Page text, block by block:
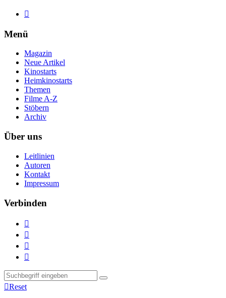

Menü
Magazin
Neue Artikel
Kinostarts
Heimkinostarts
Themen
Filme A-Z
Stöbern
Archiv
Über uns
Leitlinien
Autoren
Kontakt
Impressum
Verbinden




Reset